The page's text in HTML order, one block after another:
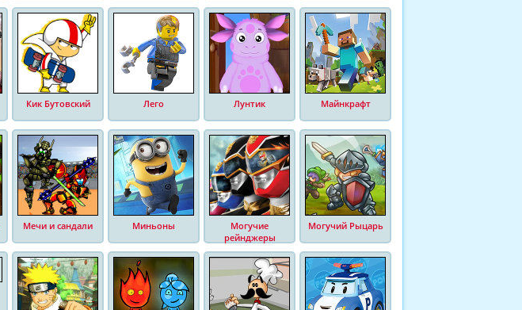
Кик Бутовский Лего Лунтик Майнкрафт
Мечи и сандали Миньоны
Могучие
рейнджеры
Могучий Рыцарь